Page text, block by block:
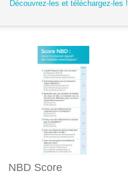
Découvrez-les et téléchargez-les !
NBD Score